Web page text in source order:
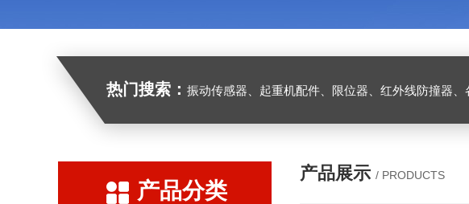
热门搜索： 振动传感器、起重机配件、限位器、红外线防撞器、各种料位
产品分类
产品展示 / PRODUCTS